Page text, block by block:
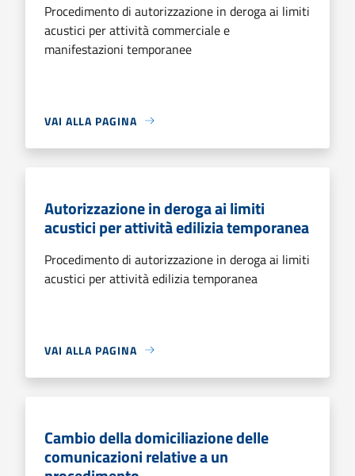
Procedimento di autorizzazione in deroga ai limiti
acustici per attività commerciale e
manifestazioni temporanee
VAI ALLA PAGINA
Autorizzazione in deroga ai limiti
acustici per attività edilizia temporanea
Procedimento di autorizzazione in deroga ai limiti
acustici per attività edilizia temporanea
VAI ALLA PAGINA
Cambio della domiciliazione delle
comunicazioni relative a un